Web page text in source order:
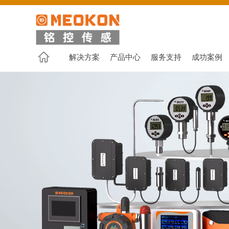
解决方案 产品中心 服务支持 成功案例